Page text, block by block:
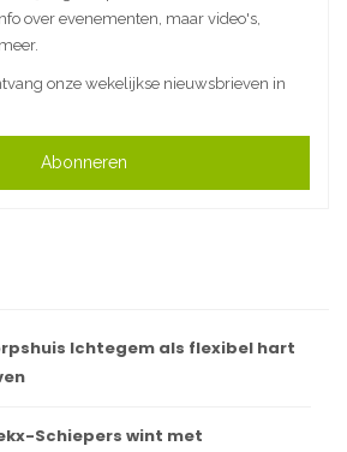
over evenementen, maar video's,
onze wekelijkse nieuwsbrieven in
Abonneren
Ichtegem als flexibel hart
Schiepers wint met